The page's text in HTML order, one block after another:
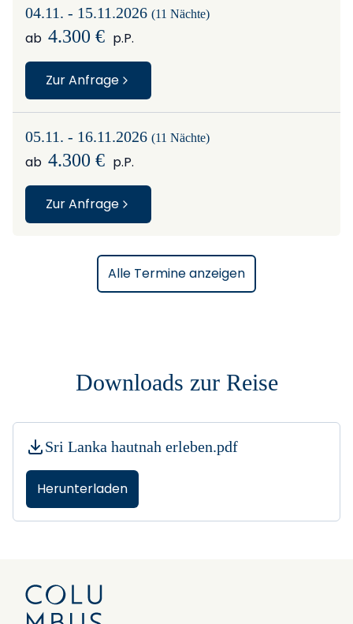
04.11. - 15.11.2026 (11 Nächte)
ab 4.300 € p.P.
Zur Anfrage
05.11. - 16.11.2026 (11 Nächte)
ab 4.300 € p.P.
Zur Anfrage
Alle Termine anzeigen
Downloads zur Reise
Sri Lanka hautnah erleben.pdf
Herunterladen